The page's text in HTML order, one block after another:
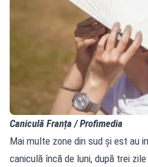
Caniculă Franța / Profimedia
Mai multe zone din sud și est au
caniculă încă de luni, după trei